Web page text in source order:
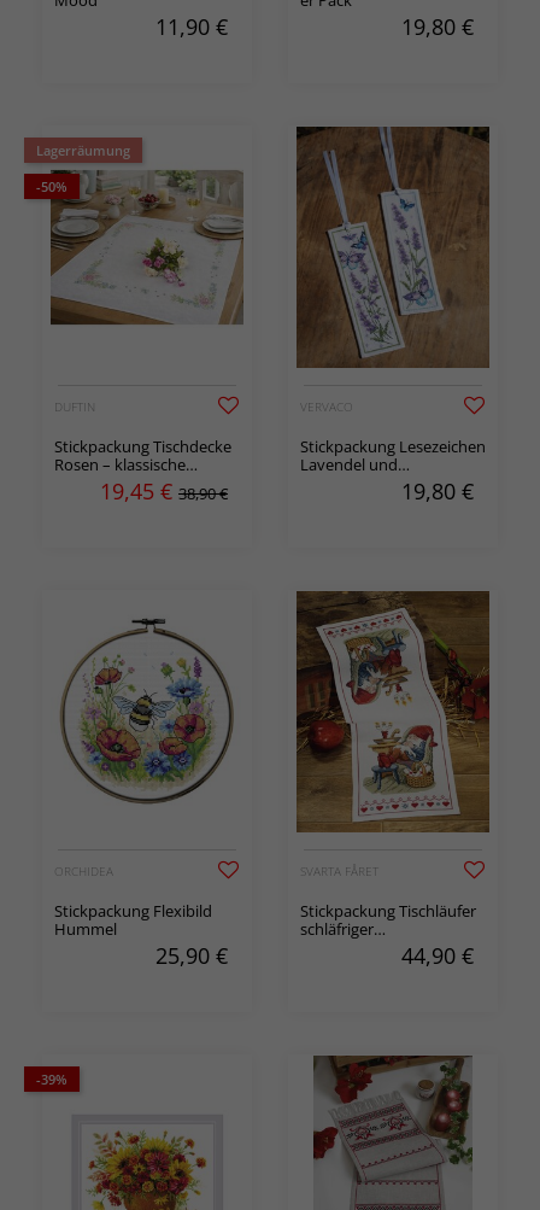
11,90 € 19,80 €
Lagerräumung
-50%
DUFTIN
Stickpackung Tischdecke
Rosen – klassische
Tischdecke in Kreuzstich
mit Blumenmotiv
19,45 € 38,90 €
VERVACO
Stickpackung Lesezeichen
Lavendel und
Schmetterlinge 2-er Pack
19,80 €
ORCHIDEA
Stickpackung Flexibild
Hummel
25,90 €
SVARTA FÅRET
Stickpackung Tischläufer
schläfriger
Weihnachtsmann44,90 €
-39%